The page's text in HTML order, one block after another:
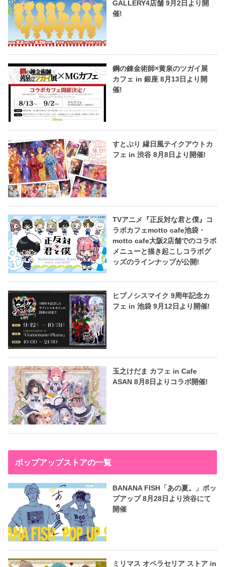
GALLERY4店舗 9月2日より開
催!
鋼の錬金術師×黄泉のツガイ展
カフェ in 銀座 8月13日より開
催!
すとぷり 縁日風テイクアウトカ
フェ in 渋谷 8月8日より開催!
TVアニメ『正反対な君と僕』コ
ラボカフェmotto cafe池袋・
motto cafe大阪2店舗でのコラボ
メニューと描き起こしコラボグ
ッズのラインナップが公開!
ヒプノシスマイク 9周年記念カ
フェ in 池袋 9月12日より開催!
玉之けだま カフェ in Cafe
ASAN 8月8日よりコラボ開催!
ポップアップストアの一覧
BANANA FISH「あの夏。」ポッ
プアップ 8月28日より渋谷にて
開催
ミリマス オペラセリア ストア in